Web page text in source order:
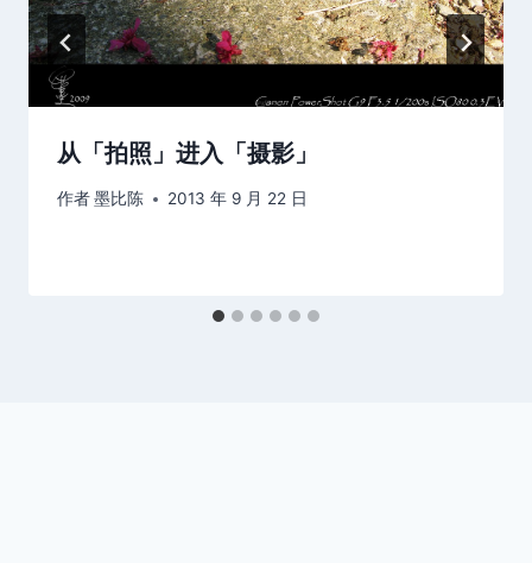
从「拍照」进入「摄影」
作者墨比陈 2013 年 9 月 22 日